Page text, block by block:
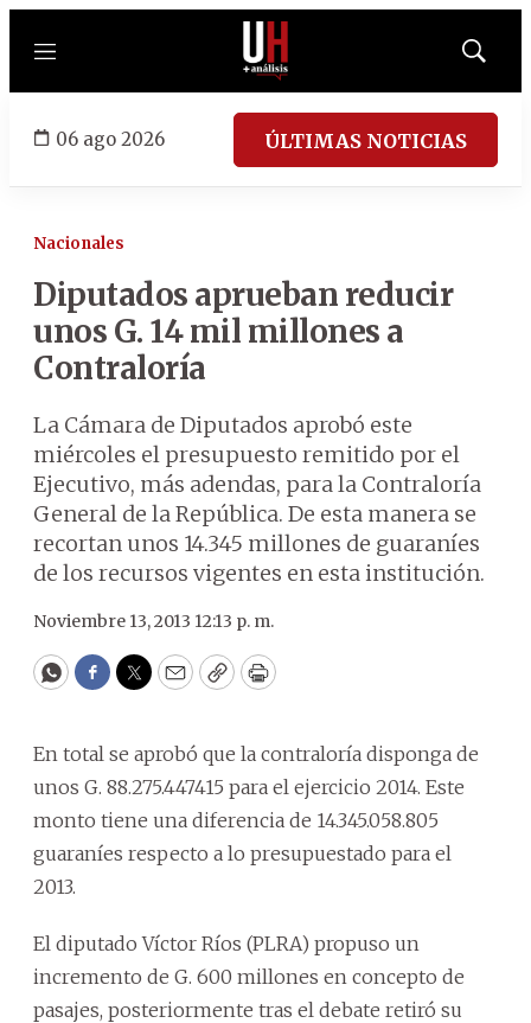
Menú
Mostrar
06 ago 2026 ÚLTIMAS NOTICIAS
Nacionales
Diputados aprueban reducir
unos G. 14 mil millones a
Contraloría
La Cámara de Diputados aprobó este
miércoles el presupuesto remitido por el
Ejecutivo, más adendas, para la Contraloría
General de la República. De esta manera se
recortan unos 14.345 millones de guaraníes
de los recursos vigentes en esta institución.
Noviembre 13, 2013 12:13 p. m.
WhatsApp
Facebook
Twitter
EmailCopyPrint
En total se aprobó que la contraloría disponga de
unos G. 88.275.447415 para el ejercicio 2014. Este
monto tiene una diferencia de 14.345.058.805
guaraníes respecto a lo presupuestado para el
2013.
El diputado Víctor Ríos (PLRA) propuso un
incremento de G. 600 millones en concepto de
pasajes, posteriormente tras el debate retiró su